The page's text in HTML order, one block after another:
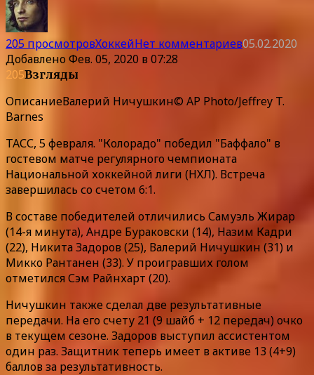
205 просмотровХоккейНет комментариев05.02.2020
Добавлено Фев. 05, 2020 в 07:28
205Взгляды
ОписаниеВалерий Ничушкин© AP Photo/Jeffrey T.
Barnes
ТАСС, 5 февраля. "Колорадо" победил "Баффало" в
гостевом матче регулярного чемпионата
Национальной хоккейной лиги (НХЛ). Встреча
завершилась со счетом 6:1.
В составе победителей отличились Самуэль Жирар
(14-я минута), Андре Бураковски (14), Назим Кадри
(22), Никита Задоров (25), Валерий Ничушкин (31) и
Микко Рантанен (33). У проигравших голом
отметился Сэм Райнхарт (20).
Ничушкин также сделал две результативные
передачи. На его счету 21 (9 шайб + 12 передач) очко
в текущем сезоне. Задоров выступил ассистентом
один раз. Защитник теперь имеет в активе 13 (4+9)
баллов за результативность.